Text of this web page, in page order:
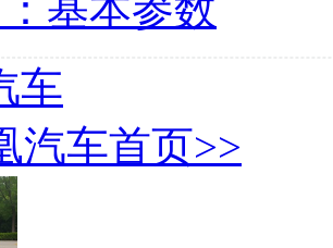
基本参数
车
汽车首页>>